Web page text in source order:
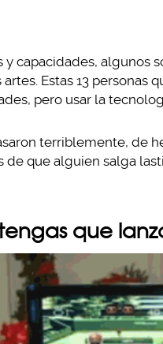
capacidades, algunos
Estas 13 personas
pero usar la
terriblemente, de
de que alguien salga
que